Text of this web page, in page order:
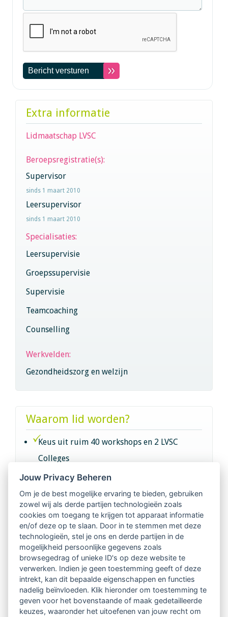
Extra informatie
Lidmaatschap LVSC
Beroepsregistratie(s):
Supervisor
sinds 1 maart 2010
Leersupervisor
sinds 1 maart 2010
Specialisaties:
Leersupervisie
Groepssupervisie
Supervisie
Teamcoaching
Counselling
Werkvelden:
Gezondheidszorg en welzijn
Waarom lid worden?
Keus uit ruim 40 workshops en 2 LVSC
Colleges
Intervisie met geregistreerde vakgenoten
Netwerk van 2100 professionals in 14
regio's
Vindbaar voor opdrachtgevers
Tijdschrift voor
Begeleidingskunde & kennisbank
Beroepsregistratie (LVSC keurmerk)
Jouw Privacy Beheren
Om je de best mogelijke ervaring te bieden, gebruiken
zowel wij als derde partijen technologieën zoals
cookies om toegang te krijgen tot apparaat informatie
en/of deze op te slaan. Door in te stemmen met deze
technologieën, stel je ons en derde partijen in de
mogelijkheid persoonlijke gegevens zoals
browsegedrag of unieke ID's op deze website te
verwerken. Indien je geen toestemming geeft of deze
intrekt, kan dit bepaalde eigenschappen en functies
nadelig beïnvloeden. Klik hieronder om toestemming te
geven voor het bovenstaande of maak gedetailleerde
keuzes, waaronder het uitoefenen van jouw recht om